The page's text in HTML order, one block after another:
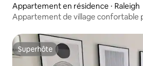
Appartement en résidence ⋅ Raleigh
Appartement de village confortable
Superhôte
Superhôte